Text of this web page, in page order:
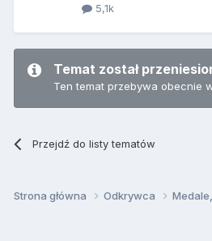
5,1k
Temat został
Ten temat przebywa obecnie
Przejdź do listy tematów
Strona główna Odkrywca